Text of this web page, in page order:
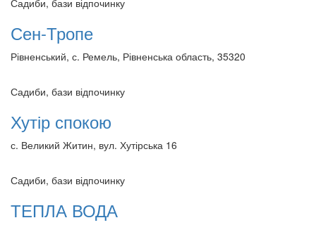
Сен-Тропе
Рівненський, с. Ремель, Рівненська область, 35320
Садиби, бази відпочинку
Хутір спокою
с. Великий Житин, вул. Хутірська 16
Садиби, бази відпочинку
ТЕПЛА ВОДА